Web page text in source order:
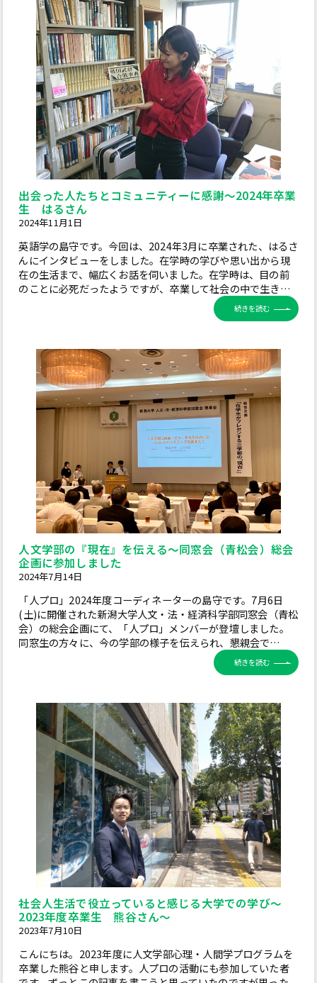
出会った人たちとコミュニティーに感謝～2024年卒業
生 はるさん
2024年11月1日
英語学の島守です。今回は、2024年3月に卒業された、はるさ
んにインタビューをしました。在学時の学びや思い出から現
在の生活まで、幅広くお話を伺いました。在学時は、目の前
のことに必死だったようですが、卒業して社会の中で生き…
続きを読む
人文学部の『現在』を伝える～同窓会（青松会）総会
企画に参加しました
2024年7月14日
「人プロ」2024年度コーディネーターの島守です。7月6日
(土)に開催された新潟大学人文・法・経済科学部同窓会（青松
会）の総会企画にて、「人プロ」メンバーが登壇しました。
同窓生の方々に、今の学部の様子を伝えられ、懇親会で…
続きを読む
社会人生活で役立っていると感じる大学での学び～
2023年度卒業生 熊谷さん～
2023年7月10日
こんにちは。2023年度に人文学部心理・人間学プログラムを
卒業した熊谷と申します。人プロの活動にも参加していた者